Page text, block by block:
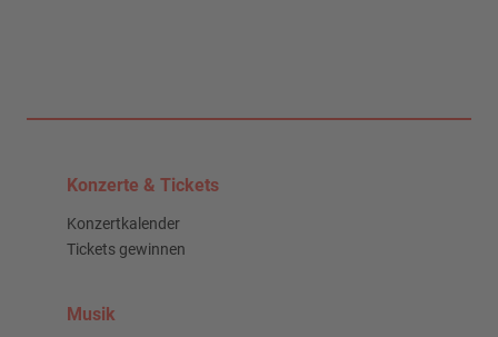
Konzerte & Tickets
Konzertkalender
Tickets gewinnen
Musik